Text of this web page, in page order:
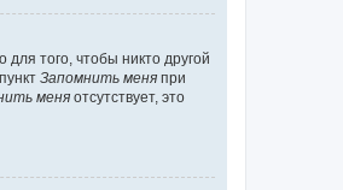
того, чтобы никто другой
Запомнить меня при
меня отсутствует, это